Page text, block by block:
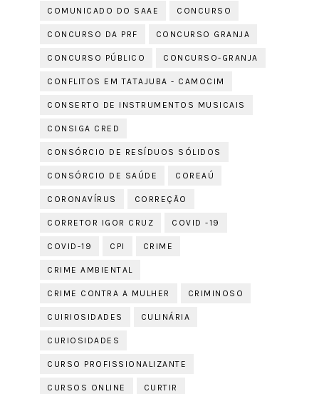
COMUNICADO DO SAAE CONCURSO
CONCURSO DA PRF CONCURSO GRANJA
CONCURSO PÚBLICO CONCURSO-GRANJA
CONFLITOS EM TATAJUBA - CAMOCIM
CONSERTO DE INSTRUMENTOS MUSICAIS
CONSIGA CRED
CONSÓRCIO DE RESÍDUOS SÓLIDOS
CONSÓRCIO DE SAÚDE COREAÚ
CORONAVÍRUS CORREÇÃO
CORRETOR IGOR CRUZ COVID -19
COVID-19 CPI CRIME
CRIME AMBIENTAL
CRIME CONTRA A MULHER CRIMINOSO
CUIRIOSIDADES CULINÁRIA
CURIOSIDADES
CURSO PROFISSIONALIZANTE
CURSOS ONLINE CURTIR